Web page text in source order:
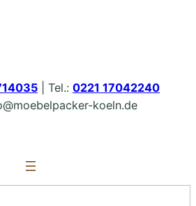
| Tel.: 0221 17042240
koeln.de